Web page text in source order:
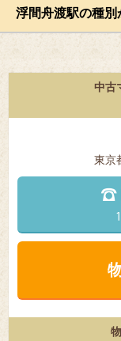
浮間舟渡駅の種別
中古
東京